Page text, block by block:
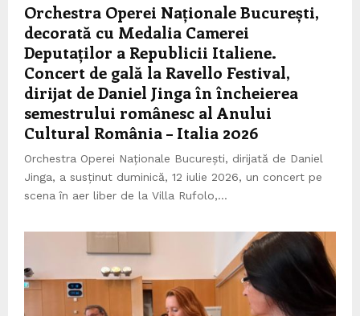
Orchestra Operei Naționale București,
decorată cu Medalia Camerei
Deputaților a Republicii Italiene.
Concert de gală la Ravello Festival,
dirijat de Daniel Jinga în încheierea
semestrului românesc al Anului
Cultural România – Italia 2026
Orchestra Operei Naționale București, dirijată de Daniel
Jinga, a susținut duminică, 12 iulie 2026, un concert pe
scena în aer liber de la Villa Rufolo,...